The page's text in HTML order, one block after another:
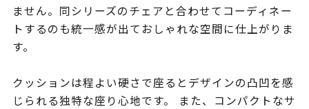
ません。同シリーズのチェアと合わせてコーディネー
トするのも統一感が出ておしゃれな空間に仕上がりま
す。
クッションは程よい硬さで座るとデザインの凸凹を感
じられる独特な座り心地です。 また、コンパクトなサ